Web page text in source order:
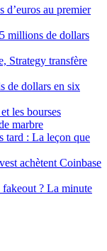
d’euros au premier
millions de dollars
Strategy transfère
de dollars en six
les bourses
marbre
tard : La leçon que
achètent Coinbase
fakeout ? La minute